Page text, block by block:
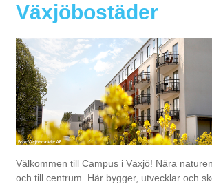
Växjöbostäder
Välkommen till Campus i Växjö! Nära
och till centrum. Här bygger, utvecklar och